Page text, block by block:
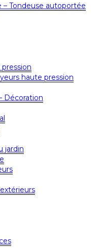
– Tondeuse autoportée
haute pression
Décoration
jardin